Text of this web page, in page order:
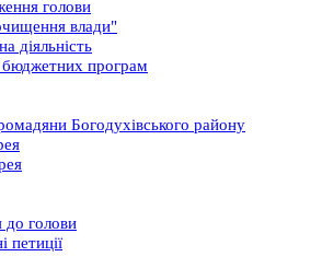
голови
влади"
діяльність
програм
Богодухівського району
до голови
петиції